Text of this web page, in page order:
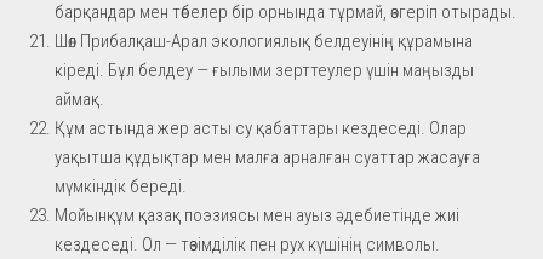
барқандар мен төбелер бір орнында тұрмай, өзгеріп отырады.
Шөл Прибалқаш-Арал экологиялық белдеуінің құрамына
кіреді. Бұл белдеу — ғылыми зерттеулер үшін маңызды
аймақ.
Құм астында жер асты су қабаттары кездеседі. Олар
уақытша құдықтар мен малға арналған суаттар жасауға
мүмкіндік береді.
Мойынқұм қазақ поэзиясы мен ауыз әдебиетінде жиі
кездеседі. Ол — төзімділік пен рух күшінің символы.